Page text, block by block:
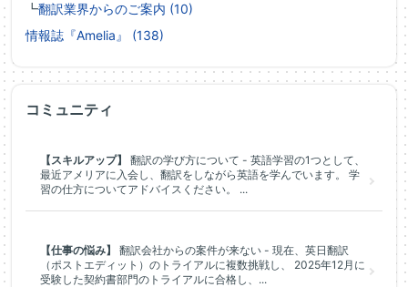
┗翻訳業界からのご案内 (10)
情報誌『Amelia』 (138)
コミュニティ
【スキルアップ】
翻訳の学び方について - 英語学習の1つとして、
最近アメリアに入会し、翻訳をしながら英語を学んでいます。 学
習の仕方についてアドバイスください。 ...
【仕事の悩み】
翻訳会社からの案件が来ない - 現在、英日翻訳
（ポストエディット）のトライアルに複数挑戦し、 2025年12月に
受験した契約書部門のトライアルに合格し、...